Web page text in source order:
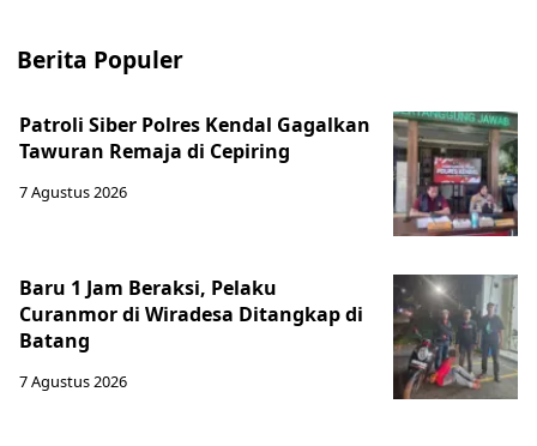
Berita Populer
Patroli Siber Polres Kendal Gagalkan
Tawuran Remaja di Cepiring
7 Agustus 2026
Baru 1 Jam Beraksi, Pelaku
Curanmor di Wiradesa Ditangkap di
Batang
7 Agustus 2026